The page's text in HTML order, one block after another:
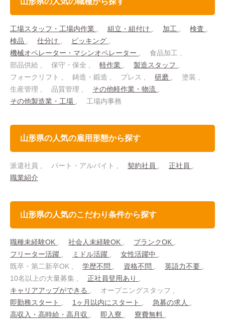
工場スタッフ・工場内作業 組立・組付け 加工
検査
検品
仕分け
ピッキング
機械オペレーター・マシンオペレーター
食品加工
部品供給
保守・保全 軽作業
製造スタッフ
フォークリフト
鋳造・鍛造 プレス 研磨
塗装
生産管理
品質管理
その他軽作業・物流
その他製造業・工場
工場内事務
山形県の人気の雇用形態から探す
派遣社員 パート・アルバイト 契約社員
正社員
職業紹介
山形県の人気のこだわり条件から探す
職種未経験OK 社会人未経験OK
ブランクOK
フリーター活躍
ミドル活躍
女性活躍中
既卒・第二新卒OK
学歴不問 資格不問
英語力不要
10名以上の大量募集
正社員登用あり
キャリアアップができる
オープニングスタッフ
即勤務スタート
1ヶ月以内にスタート
急募の求人
高収入・高時給・高月収
即入寮
寮費無料